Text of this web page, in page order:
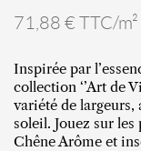
71,88 € TTC/m²
Inspirée par
collection ‘’Art de
variété de largeurs,
soleil. Jouez sur
Chêne Arôme et